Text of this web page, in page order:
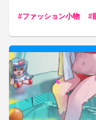
ファッション小物